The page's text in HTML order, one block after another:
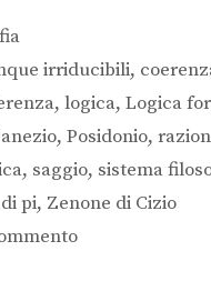
irriducibili,
, logica, Logica
, Posidonio,
, saggio, sistema
pi, Zenone di Cizio